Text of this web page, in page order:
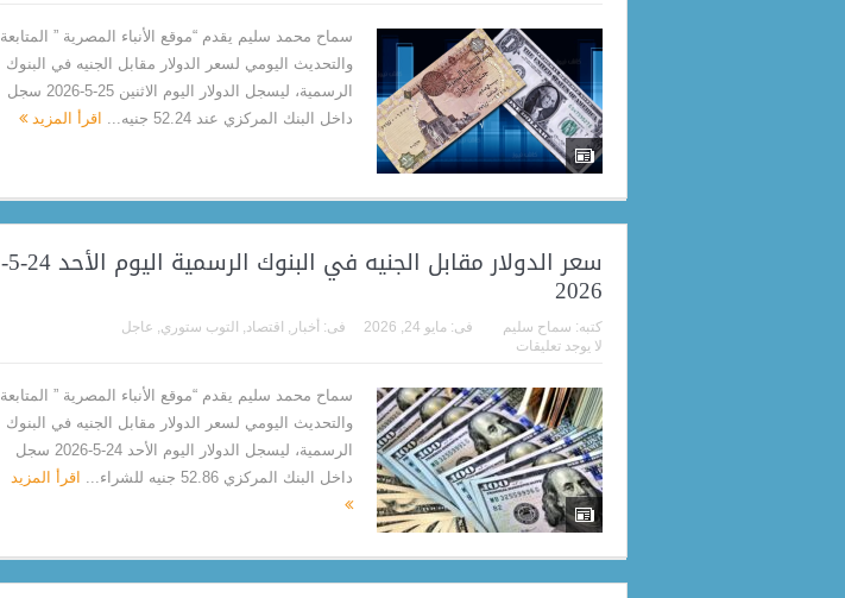
سماح محمد سليم يقدم “موقع الأنباء المصرية ” المتابعة
والتحديث اليومي لسعر الدولار مقابل الجنيه في البنوك
الرسمية، ليسجل الدولار اليوم الاثنين 25-5-2026 سجل
داخل البنك المركزي عند 52.24 جنيه...
اقرأ المزيد
سعر الدولار مقابل الجنيه في البنوك الرسمية اليوم الأحد 24-5-
2026
كتبه: سماح سليم فى: مايو 24, 2026 فى: أخبار اقتصاد التوب ستوري عاجل
لا يوجد تعليقات
سماح محمد سليم يقدم “موقع الأنباء المصرية ” المتابعة
والتحديث اليومي لسعر الدولار مقابل الجنيه في البنوك
الرسمية، ليسجل الدولار اليوم الأحد 24-5-2026 سجل
داخل البنك المركزي 52.86 جنيه للشراء...
اقرأ المزيد